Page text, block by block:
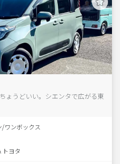
ょうどいい。シエンタで広がる東
/ワンボックス
トヨタ